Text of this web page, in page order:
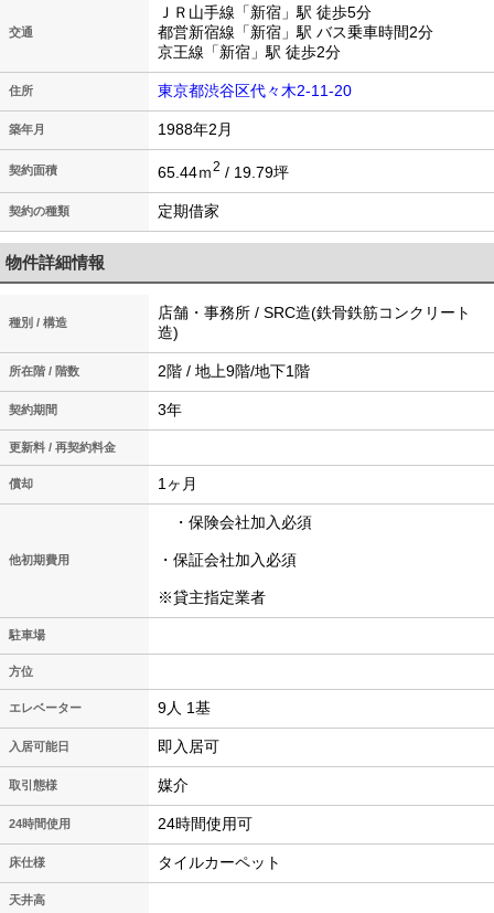
交通
ＪＲ山手線「新宿」駅 徒歩5分
都営新宿線「新宿」駅 バス乗車時間2分
京王線「新宿」駅 徒歩2分
住所 東京都渋谷区代々木2-11-20
築年月 1988年2月
契約面積 65.44ｍ2 / 19.79坪
契約の種類 定期借家
物件詳細情報
種別 / 構造
店舗・事務所 / SRC造(鉄骨鉄筋コンクリート
造)
所在階 / 階数 2階 / 地上9階/地下1階
契約期間 3年
更新料 / 再契約料金
償却 1ヶ月
他初期費用
・保険会社加入必須
・保証会社加入必須
※貸主指定業者
駐車場
方位
エレベーター 9人 1基
入居可能日 即入居可
取引態様 媒介
24時間使用 24時間使用可
床仕様 タイルカーペット
天井高